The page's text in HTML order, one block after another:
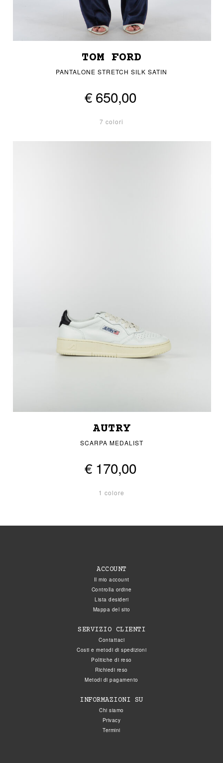
TOM FORD
PANTALONE STRETCH SILK SATIN
€ 650,00
7 colori
AUTRY
SCARPA MEDALIST
€ 170,00
1 colore
ACCOUNT
Il mio account
Controlla ordine
Lista desideri
Mappa del sito
SERVIZIO CLIENTI
Contattaci
Costi e metodi di spedizioni
Politiche di reso
Richiedi reso
Metodi di pagamento
INFORMAZIONI SU
Chi siamo
Privacy
Termini